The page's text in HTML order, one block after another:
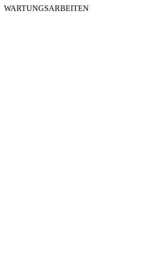
WARTUNGSARBEITEN